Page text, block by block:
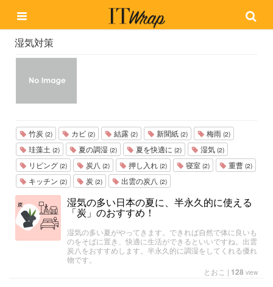
湿気対策
竹炭 (2) カビ (2) 結露 (2) 新聞紙 (2) 梅雨 (2)
珪藻土 (2) 夏の調湿 (2) 夏を快適に (2) 湿気 (2)
リビング (2) 炭八 (2) 押し入れ (2) 寝室 (2) 重曹 (2)
キッチン (2) 炭 (2) 出雲の炭八 (2)
湿気の多い日本の夏に、半永久的に使える
「炭」のおすすめ！
湿気の多い夏がやってきます。できれば自然で体に良いも
のをそばに置き、快適に生活ができるといいですね。出雲
炭八をおすすめします。半永久的に調湿をしてくれる優れ
物です。
とおこ | 128 view